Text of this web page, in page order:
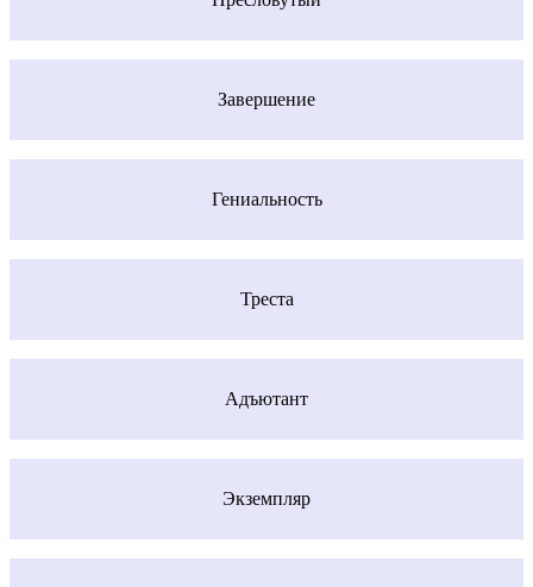
Завершение
Гениальность
Треста
Адъютант
Экземпляр